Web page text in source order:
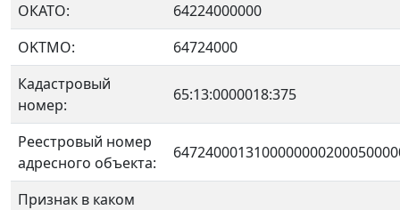
ОКАТО:
64224000000
OKTMO:
64724000
Кадастровый
номер:
65:13:0000018:375
Реестровый номер
адресного объекта:
Признак в каком